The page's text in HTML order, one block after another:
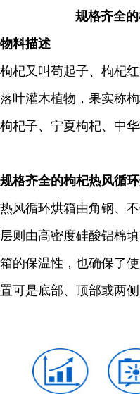
规格齐全
物料描述
枸杞又叫苟起子、枸杞
落叶灌木植物，果实称
枸杞子、宁夏枸杞、中
规格齐全的枸杞热风循
热风循环烘箱由角钢、
层则由高密度硅酸铝棉
箱的保温性，也确保了
置可是底部、顶部或两侧